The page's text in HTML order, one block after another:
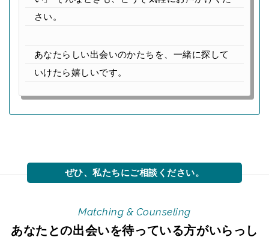
さい。
あなたらしい出会いのかたちを、一緒に探して
いけたら嬉しいです。
Matching & Counseling
あなたとの出会いを待っている方がいらっし